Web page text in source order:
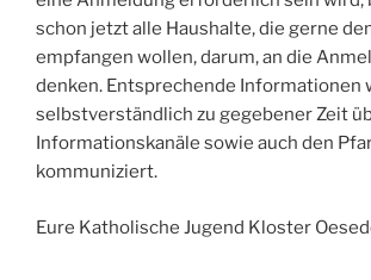
schon jetzt alle Haushalte, die gerne
empfangen wollen, darum, an die
denken. Entsprechende Informationen
selbstverständlich zu gegebener Zeit
Informationskanäle sowie auch den
kommuniziert.
Eure Katholische Jugend Kloster